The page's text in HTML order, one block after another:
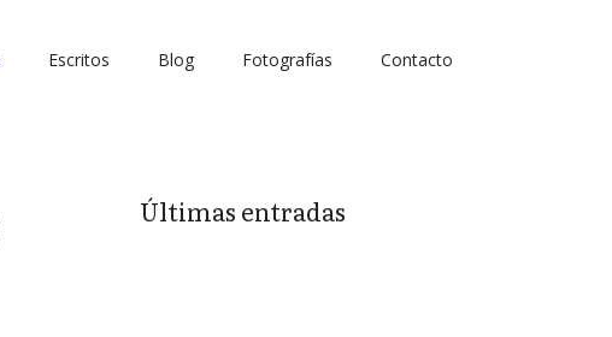
Escritos Blog Fotografías Contacto
Últimas entradas